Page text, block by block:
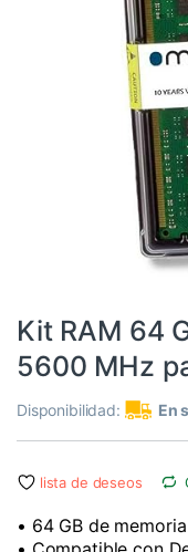
Kit RAM 64
5600 MHz
Disponibilidad: En
lista de deseos
• 64 GB de